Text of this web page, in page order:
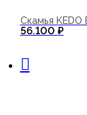
Скамья KEDO
56.100 ₽